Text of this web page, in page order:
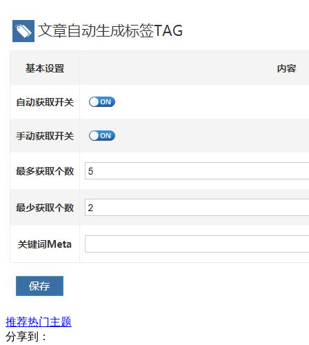
推荐热门主题
分享到：